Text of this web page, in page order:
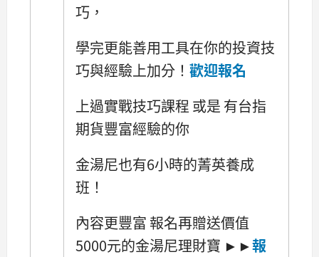
巧，
學完更能善用工具在你的投資技
巧與經驗上加分！ 歡迎報名
上過實戰技巧課程 或是 有台指
期貨豐富經驗的你
金湯尼也有6小時的菁英養成
班！
內容更豐富 報名再贈送價值
5000元的金湯尼理財寶 ►►報